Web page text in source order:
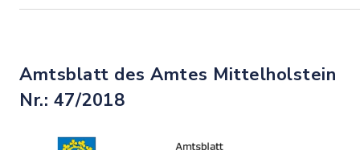
Amtsblatt des Amtes Mittelholstein
Nr.: 47/2018